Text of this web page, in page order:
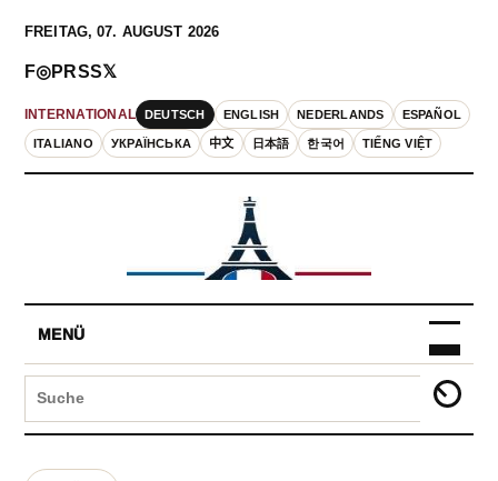
FREITAG, 07. AUGUST 2026
INTERNATIONAL DEUTSCH ENGLISH NEDERLANDS ESPAÑOL
ITALIANO УКРАЇНСЬКА 中文 日本語 한국어 TIẾNG VIỆT
F◎PRSS𝕏
MENÜ